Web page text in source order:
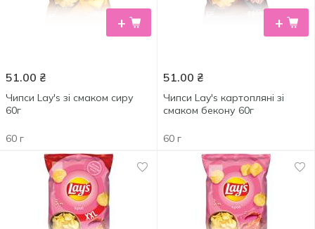
+
51.00 ₴
Чипси Lay's зі смаком сиру
60г
60 г
+
51.00 ₴
Чипси Lay's картопляні зі
смаком бекону 60г
60 г